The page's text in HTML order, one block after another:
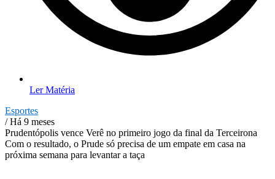
Ler Matéria
Esportes
/ Há 9 meses
Prudentópolis vence Verê no primeiro jogo da final da Terceirona
Com o resultado, o Prude só precisa de um empate em casa na
próxima semana para levantar a taça